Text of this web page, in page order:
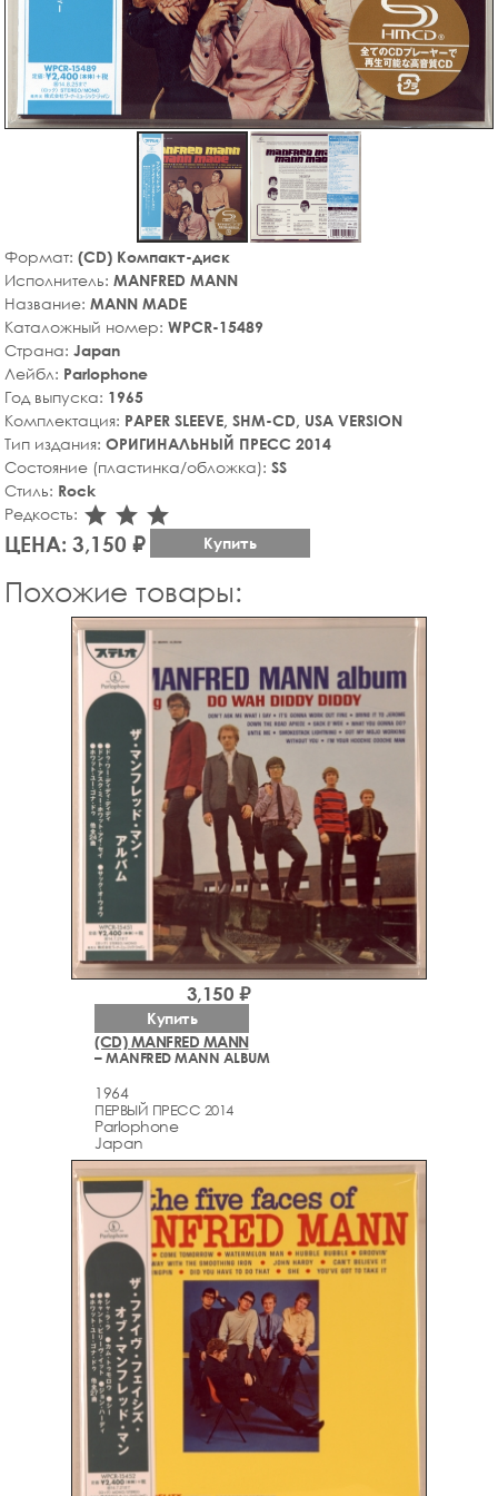
Формат: (CD) Компакт-диск
Исполнитель: MANFRED MANN
Название: MANN MADE
Каталожный номер: WPCR-15489
Страна: Japan
Лейбл: Parlophone
Год выпуска: 1965
Комплектация: PAPER SLEEVE, SHM-CD, USA VERSION
Тип издания: ОРИГИНАЛЬНЫЙ ПРЕСС 2014
Состояние (пластинка/обложка): SS
Стиль: Rock
Редкость: star_rate
star_rate
star_rate
ЦЕНА: 3,150 ₽ Купить
Похожие товары:
(CD) MANFRED MANN
– MANFRED MANN ALBUM
1964
ПЕРВЫЙ ПРЕСС 2014
Parlophone
Japan
3,150 ₽
Купить